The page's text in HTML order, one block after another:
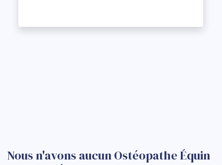
Nous n'avons aucun Ostéopathe Équin